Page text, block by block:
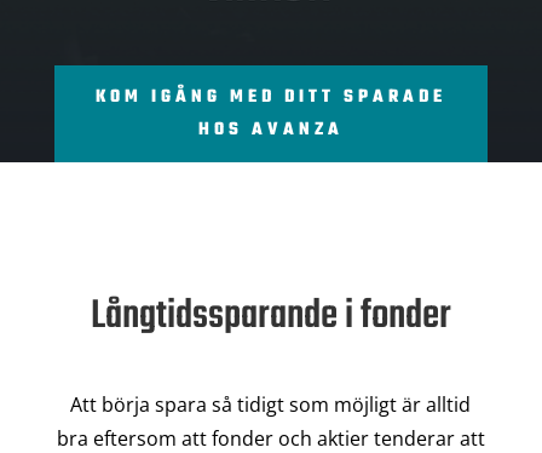
KOM IGÅNG MED DITT SPARADE
HOS AVANZA
Långtidssparande i fonder
Att börja spara så tidigt som möjligt är alltid
bra eftersom att fonder och aktier tenderar att